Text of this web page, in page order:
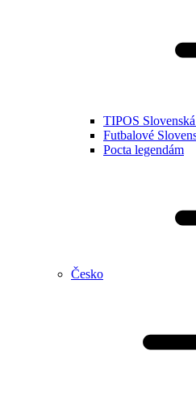
TIPOS
Futbalové
Pocta legendám
Česko